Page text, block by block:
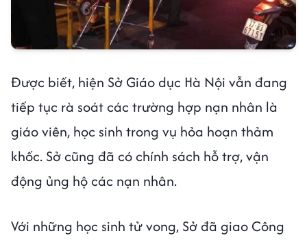
Được biết, hiện Sở Giáo dục Hà Nội vẫn đang
tiếp tục rà soát các trường hợp nạn nhân là
giáo viên, học sinh trong vụ hỏa hoạn thảm
khốc. Sở cũng đã có chính sách hỗ trợ, vận
động ủng hộ các nạn nhân.
Với những học sinh tử vong, Sở đã giao Công